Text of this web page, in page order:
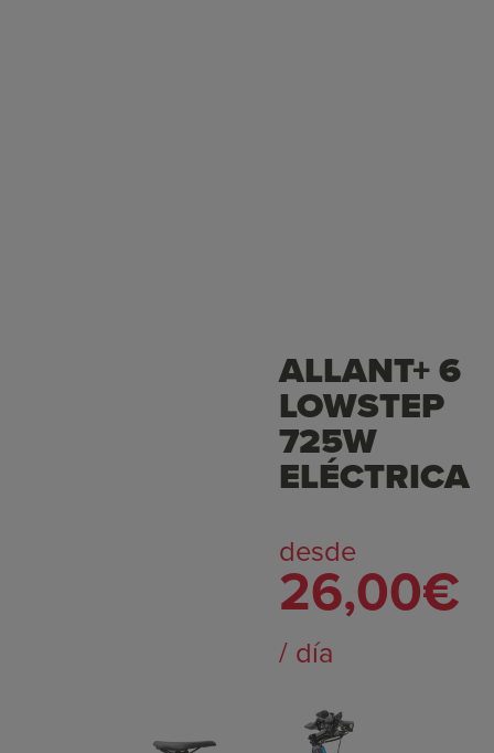
ALLANT+ 6
LOWSTEP
725W
ELÉCTRICA
desde
26,00€
/ día